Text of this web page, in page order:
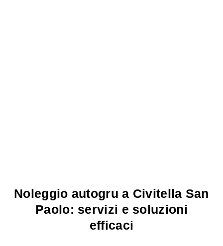
Noleggio autogru a Civitella San
Paolo: servizi e soluzioni
efficaci